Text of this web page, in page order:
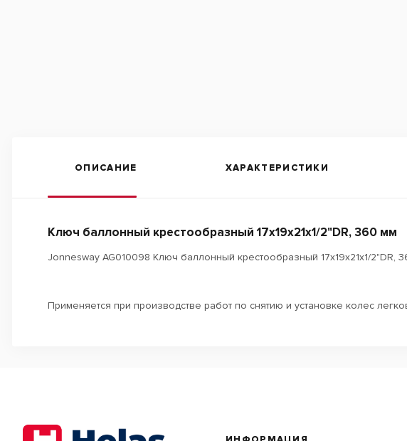
ОПИСАНИЕ ХАРАКТЕРИСТИКИ
Ключ баллонный крестообразный 17х19х21x1/2"DR, 360 мм
Jonnesway AG010098 Ключ баллонный крестообразный 17х19х21x1/2"DR,
Применяется при производстве работ по снятию и установке колес